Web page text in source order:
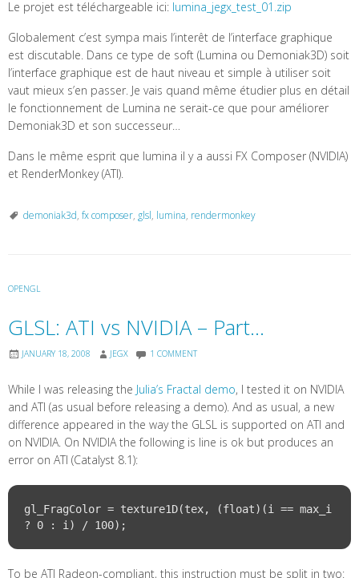
Le projet est téléchargeable ici: lumina_jegx_test_01.zip
Globalement c’est sympa mais l’interêt de l’interface graphique
est discutable. Dans ce type de soft (Lumina ou Demoniak3D) soit
l’interface graphique est de haut niveau et simple à utiliser soit
vaut mieux s’en passer. Je vais quand même étudier plus en détail
le fonctionnement de Lumina ne serait-ce que pour améliorer
Demoniak3D et son successeur…
Dans le même esprit que lumina il y a aussi FX Composer (NVIDIA)
et RenderMonkey (ATI).
demoniak3d, fx composer, glsl, lumina, rendermonkey
OPENGL
GLSL: ATI vs NVIDIA – Part…
JANUARY 18, 2008 JEGX 1 COMMENT
While I was releasing the Julia’s Fractal demo, I tested it on NVIDIA
and ATI (as usual before releasing a demo). And as usual, a new
difference appeared in the way the GLSL is supported on ATI and
on NVIDIA. On NVIDIA the following is line is ok but produces an
error on ATI (Catalyst 8.1):
gl_FragColor = texture1D(tex, (float)(i == max_i
To be ATI Radeon-compliant, this instruction must be split in two: